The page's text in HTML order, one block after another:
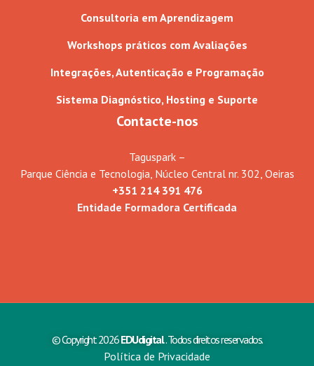
Consultoria em Aprendizagem
Workshops práticos com Avaliações
Integrações, Autenticação e Programação
Sistema Diagnóstico, Hosting e Suporte
Contacte-nos
Taguspark –
Parque Ciência e Tecnologia, Núcleo Central nr. 302, Oeiras
+351 214 391 476
Entidade Formadora Certificada
© Copyright 2026EDUdigital. Todos direitos reservados.
Política de Privacidade